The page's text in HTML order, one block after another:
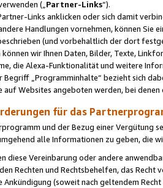
(„ Partner-Links“).
Links anklicken oder sich damit
Handlungen vornehmen, können Sie
(und vorbehaltlich der dort
wir Ihnen Daten, Bilder, Texte,
die Alexa-Funktionalität und weitere
Begriff „Programminhalte“ bezieht sich
Websites angeboten werden, bei
für das
und der Bezug einer Vergütung
alle Informationen zu geben, die
diese Vereinbarung oder andere
Rechten und Rechtsbehelfen, das
Ankündigung (soweit nach geltendem